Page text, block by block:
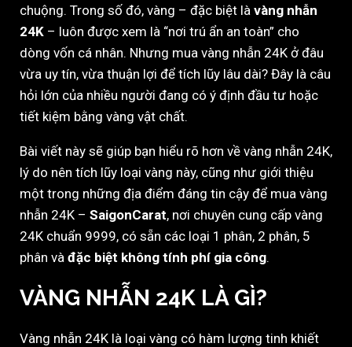
chuộng. Trong số đó, vàng – đặc biệt là vàng nhẫn
24K – luôn được xem là “nơi trú ẩn an toàn” cho
dòng vốn cá nhân. Nhưng mua vàng nhẫn 24K ở đâu
vừa uy tín, vừa thuận lợi để tích lũy lâu dài? Đây là câu
hỏi lớn của nhiều người đang có ý định đầu tư hoặc
tiết kiệm bằng vàng vật chất.
Bài viết này sẽ giúp bạn hiểu rõ hơn về vàng nhẫn 24K,
lý do nên tích lũy loại vàng này, cũng như giới thiệu
một trong những địa điểm đáng tin cậy để mua vàng
nhẫn 24K – SaigonCarat, nơi chuyên cung cấp vàng
24K chuẩn 9999, có sẵn các loại 1 phân, 2 phân, 5
phân và đặc biệt không tính phí gia công.
VÀNG NHẪN 24K LÀ GÌ?
Vàng nhẫn 24K là loại vàng có hàm lượng tinh khiết